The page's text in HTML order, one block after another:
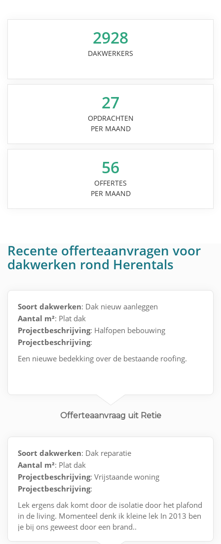
2928
DAKWERKERS
27
OPDRACHTEN
PER MAAND
56
OFFERTES
PER MAAND
Recente offerteaanvragen voor
dakwerken rond Herentals
Soort dakwerken: Dak nieuw aanleggen
Aantal m²: Plat dak
Projectbeschrijving: Halfopen bebouwing
Projectbeschrijving:
Een nieuwe bedekking over de bestaande roofing.
Offerteaanvraag uit Retie
Soort dakwerken: Dak reparatie
Aantal m²: Plat dak
Projectbeschrijving: Vrijstaande woning
Projectbeschrijving:
Lek ergens dak komt door de isolatie door het plafond
in de living. Momenteel denk ik kleine lek In 2013 ben
je bij ons geweest door een brand..